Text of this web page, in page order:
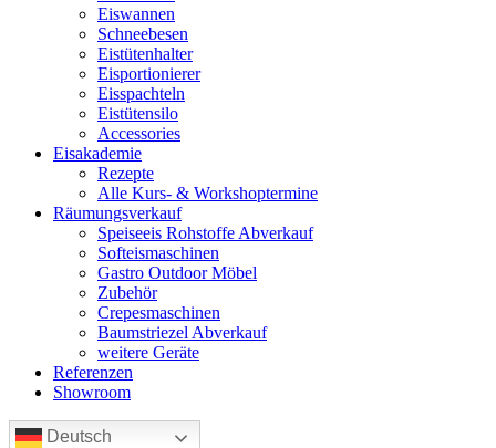
Eiswannen
Schneebesen
Eistütenhalter
Eisportionierer
Eisspachteln
Eistütensilo
Accessories
Eisakademie
Rezepte
Alle Kurs- & Workshoptermine
Räumungsverkauf
Speiseeis Rohstoffe Abverkauf
Softeismaschinen
Gastro Outdoor Möbel
Zubehör
Crepesmaschinen
Baumstriezel Abverkauf
weitere Geräte
Referenzen
Showroom
Deutsch